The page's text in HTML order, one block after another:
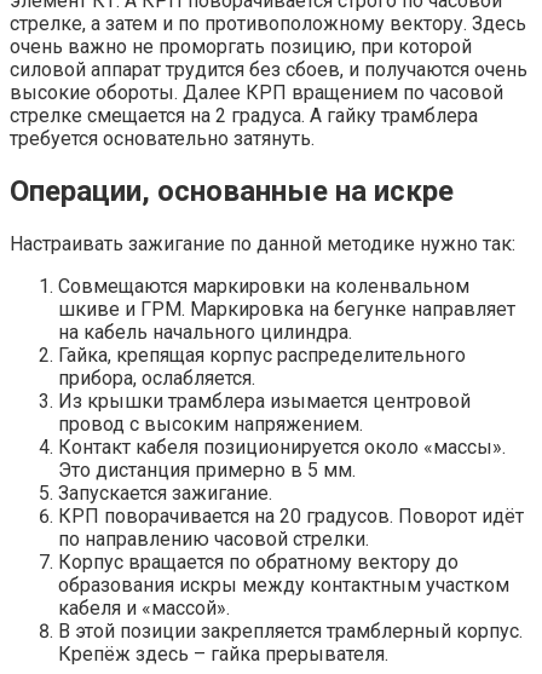
стрелке, а затем и по противоположному вектору. Здесь
очень важно не проморгать позицию, при которой
силовой аппарат трудится без сбоев, и получаются очень
высокие обороты. Далее КРП вращением по часовой
стрелке смещается на 2 градуса. А гайку трамблера
требуется основательно затянуть.
Операции, основанные на искре
Настраивать зажигание по данной методике нужно так:
Совмещаются маркировки на коленвальном
шкиве и ГРМ. Маркировка на бегунке направляет
на кабель начального цилиндра.
Гайка, крепящая корпус распределительного
прибора, ослабляется.
Из крышки трамблера изымается центровой
провод с высоким напряжением.
Контакт кабеля позиционируется около «массы».
Это дистанция примерно в 5 мм.
Запускается зажигание.
КРП поворачивается на 20 градусов. Поворот идёт
по направлению часовой стрелки.
Корпус вращается по обратному вектору до
образования искры между контактным участком
кабеля и «массой».
В этой позиции закрепляется трамблерный корпус.
Крепёж здесь – гайка прерывателя.